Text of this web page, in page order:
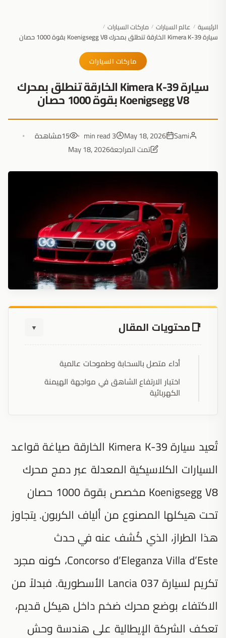
الرئيسية / عالم السيارات / ماركات السيارات /
سيارة Kimera K-39 الخارقة تنطلق بمحرك Koenigsegg V8 بقوة 1000 حصان
ماركات السيارات
سيارة Kimera K-39 الخارقة تنطلق بمحرك
Koenigsegg V8 بقوة 1000 حصان
Sami
May 18, 2026
3 min read
15مشاهدة
تمت المراجعةMay 18, 2026
محتويات المقال ▼
أداء متصل بالسحابة وطموحات عالمية
اختبار الارتفاع الشاهق في مواجهة الهيمنة
الكهربائية
تُعيد سيارة Kimera K-39 الخارقة صياغة قواعد
السيارات الكلاسيكية المعدلة عبر دمج محرك
Koenigsegg V8 مخصص بقوة 1000 حصان
تحت هيكلها المصنوع من ألياف الكربون. يتجاوز
هذا الطراز، الذي كُشف عنه في حدث
Concorso d’Eleganza Villa d’Este، كونه مجرد
تكريم لسيارة Lancia 037 الأسطورية. فبدلاً من
الاكتفاء بوضع محرك ضخم داخل هيكل قديم،
تعكف الشركة الإيطالية على هندسة وحش